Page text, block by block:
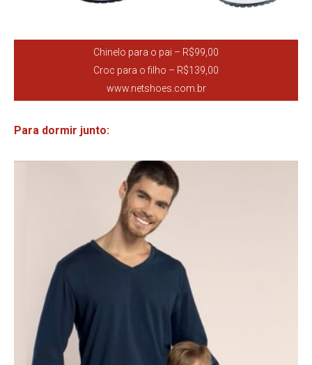
Chinelo para o pai – R$99,00
Croc para o filho – R$139,00
www.netshoes.com.br
Para dormir junto: